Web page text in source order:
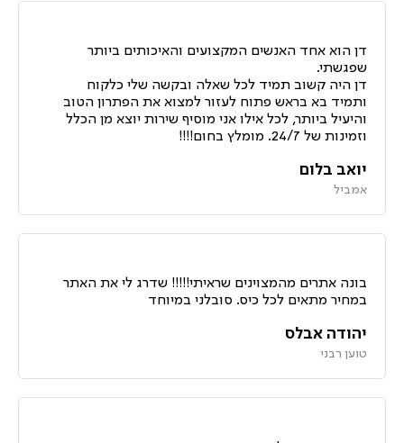
דן הוא אחד האנשים המקצועים והאיכותים ביותר
שפגשתי.
דן היה קשוב תמיד לכל שאלה ובקשה שלי כלקוח
ותמיד בא בראש פתוח לעזור למצוא את הפתרון הטוב
והיעיל ביותר, לכל אילו אני מוסיף שירות יוצא מן הכלל
וזמינות של 24/7. מומלץ בחום!!!!
יואב בלום
אמביל
בונה אתרים מהמצוינים שראיתי!!!!! שדרג לי את האתר
במחיר מתאים לכל כיס. סובלני במיוחד
יהודה אבלס
טוען רבני